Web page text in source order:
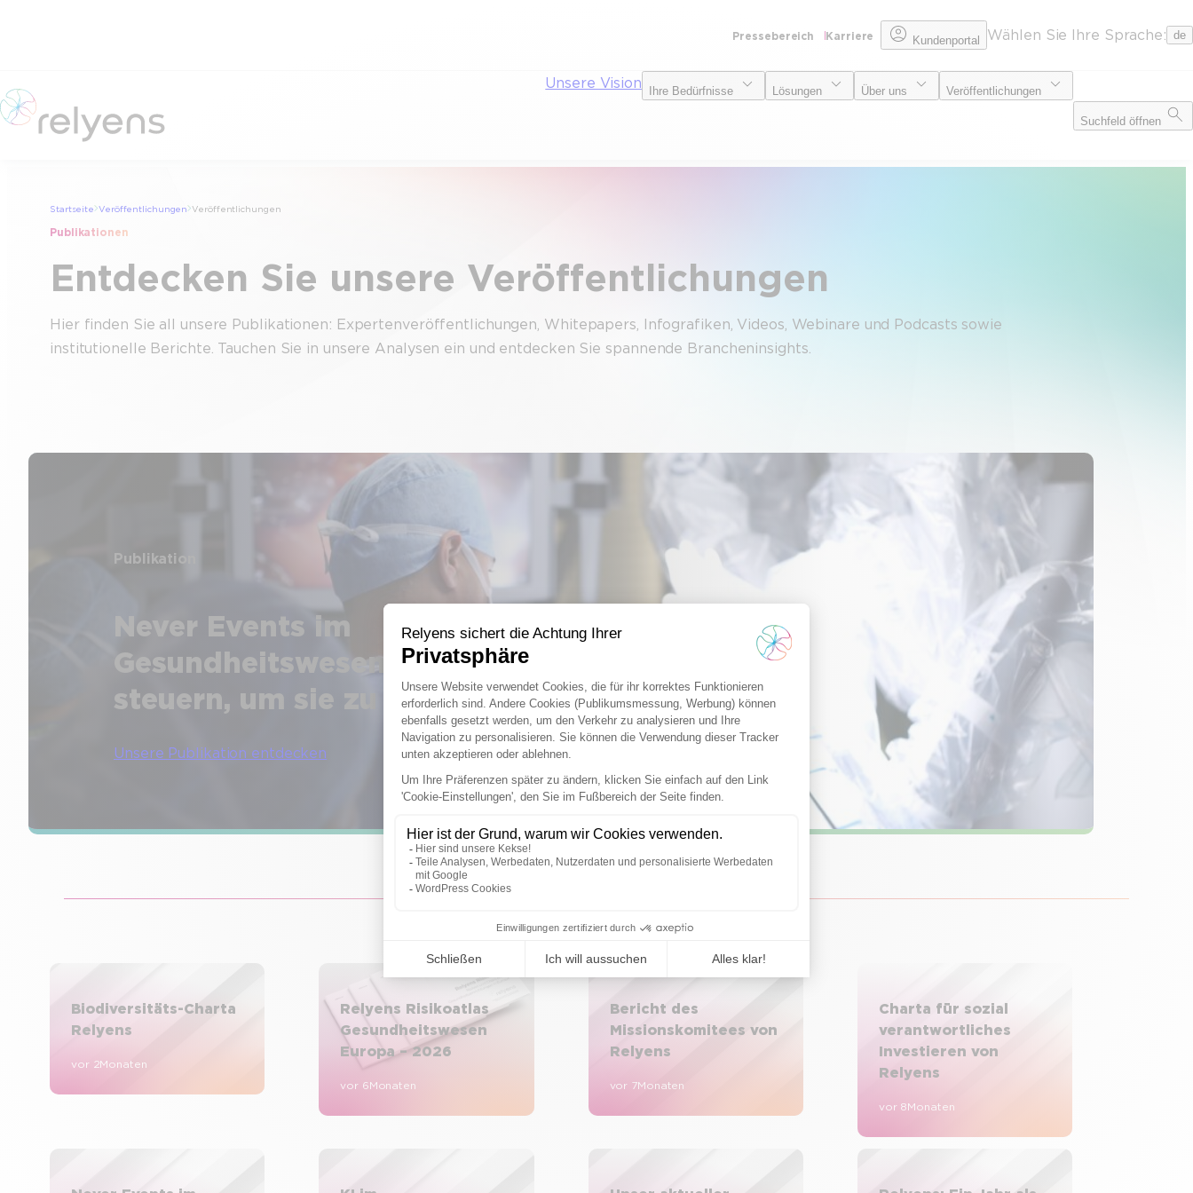
Pressebereich Karriere Kundenportal Wählen Sie Ihre Sprache: de
Unsere Vision Ihre Bedürfnisse Lösungen Über uns Veröffentlichungen
Suchfeld öffnen
Startseite Veröffentlichungen Veröffentlichungen
Publikationen
Entdecken Sie unsere Veröffentlichungen
Hier finden Sie all unsere Publikationen: Expertenveröffentlichungen, Whitepapers, Infografiken, Videos, Webinare und Podcasts sowie
institutionelle Berichte. Tauchen Sie in unsere Analysen ein und entdecken Sie spannende Brancheninsights.
Publikation
Never Events im
Gesundheitswesen – Risiken
steuern, um sie zu vermeiden
Unsere Publikation entdecken
Biodiversitäts-Charta
Relyens
vor 2 Monaten
Relyens Risikoatlas
Gesundheitswesen
Europa – 2026
vor 6 Monaten
Bericht des
Missionskomitees von
Relyens
vor 7 Monaten
Charta für sozial
verantwortliches
Investieren von
Relyens
vor 8 Monaten